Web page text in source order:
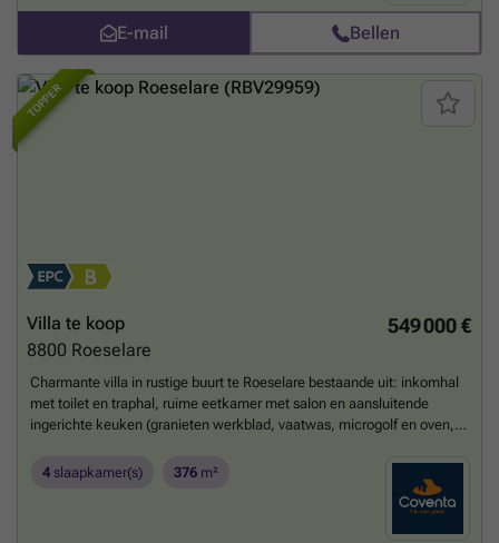
E-mail Bellen
TOPPER
549 000 €
Villa te koop
8800 Roeselare
Charmante villa in rustige buurt te Roeselare bestaande uit: inkomhal
met toilet en traphal, ruime eetkamer met salon en aansluitende
ingerichte keuken (granieten werkblad, vaatwas, microgolf en oven,
slaapkamers. Verder hebben we de badkamer met een tweede toilet,
bad, douche en dubbele lavabo, garage (automatische poort) met
oprit voor 2 voertuigen.Op de verdieping is er nog de nachthal, grote
zolder (mogelijkheid tot extra kamers), dressing en 2 ruime
4 slaapkamer(s) 376 m²